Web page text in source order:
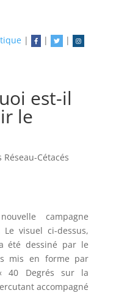
| | |
est-il
le
Réseau-Cétacés
campagne
Le visuel ci-dessus,
été dessiné par le
mis en forme par
40 Degrés sur la
accompagné